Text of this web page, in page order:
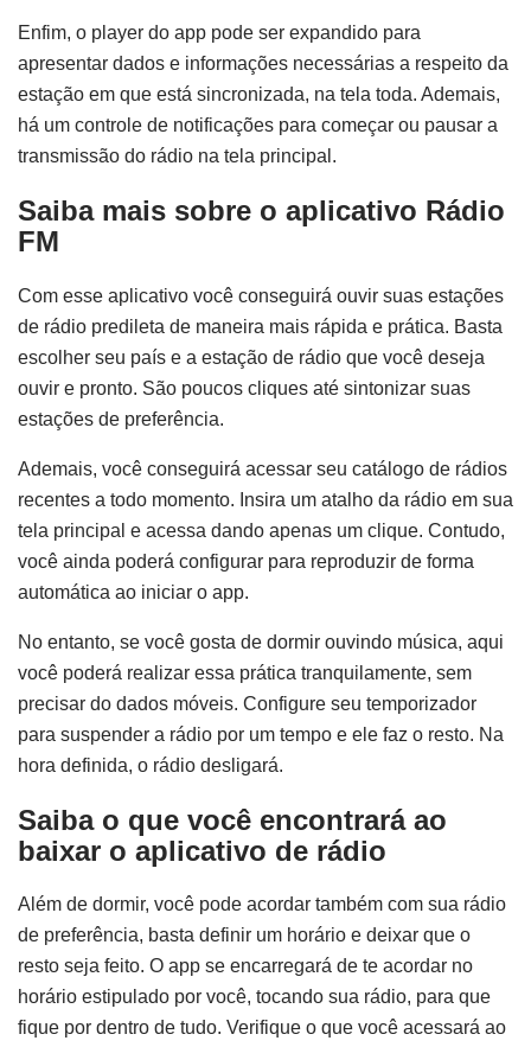
Enfim, o player do app pode ser expandido para
apresentar dados e informações necessárias a respeito da
estação em que está sincronizada, na tela toda. Ademais,
há um controle de notificações para começar ou pausar a
transmissão do rádio na tela principal.
Saiba mais sobre o aplicativo Rádio
FM
Com esse aplicativo você conseguirá ouvir suas estações
de rádio predileta de maneira mais rápida e prática. Basta
escolher seu país e a estação de rádio que você deseja
ouvir e pronto. São poucos cliques até sintonizar suas
estações de preferência.
Ademais, você conseguirá acessar seu catálogo de rádios
recentes a todo momento. Insira um atalho da rádio em sua
tela principal e acessa dando apenas um clique. Contudo,
você ainda poderá configurar para reproduzir de forma
automática ao iniciar o app.
No entanto, se você gosta de dormir ouvindo música, aqui
você poderá realizar essa prática tranquilamente, sem
precisar do dados móveis. Configure seu temporizador
para suspender a rádio por um tempo e ele faz o resto. Na
hora definida, o rádio desligará.
Saiba o que você encontrará ao
baixar o aplicativo de rádio
Além de dormir, você pode acordar também com sua rádio
de preferência, basta definir um horário e deixar que o
resto seja feito. O app se encarregará de te acordar no
horário estipulado por você, tocando sua rádio, para que
fique por dentro de tudo. Verifique o que você acessará ao